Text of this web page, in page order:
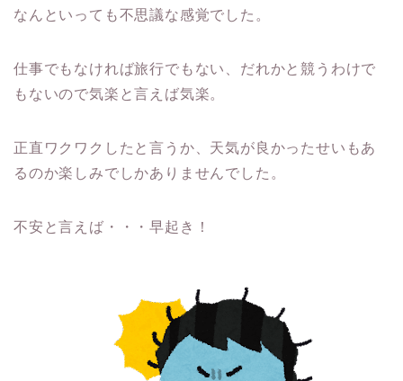
なんといっても不思議な感覚でした。
仕事でもなければ旅行でもない、だれかと競うわけで
もないので気楽と言えば気楽。
正直ワクワクしたと言うか、天気が良かったせいもあ
るのか楽しみでしかありませんでした。
不安と言えば・・・早起き！